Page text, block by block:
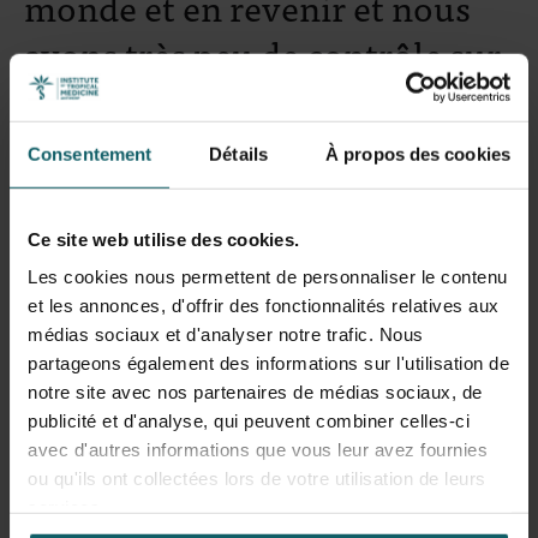
Consentement Détails À propos des cookies
Ce site web utilise des cookies.
Les cookies nous permettent de personnaliser le contenu
et les annonces, d'offrir des fonctionnalités relatives aux
médias sociaux et d'analyser notre trafic. Nous
partageons également des informations sur l'utilisation de
notre site avec nos partenaires de médias sociaux, de
publicité et d'analyse, qui peuvent combiner celles-ci
avec d'autres informations que vous leur avez fournies
ou qu'ils ont collectées lors de votre utilisation de leurs
avons très peu de contrôle sur
ce que nous emportons avec
nous. Je pense ici non
seulement aux virus comme le
coronavirus, mais aussi aux
insectes et autres animaux.
Les moustiques, par exemple,
arrivent quotidiennement
jusqu'à nous par différentes
voies », explique Anna
Schneider, assistante de